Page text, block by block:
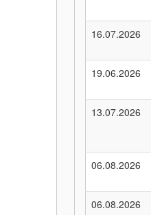
16.07.2026
19.06.2026
13.07.2026
06.08.2026
06.08.2026